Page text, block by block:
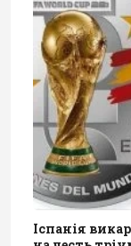
Іспанія